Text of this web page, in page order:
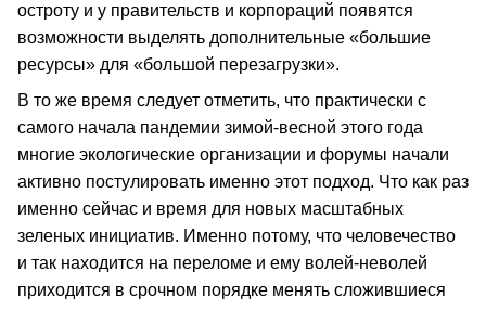
остроту и у правительств и корпораций появятся
возможности выделять дополнительные «большие
ресурсы» для «большой перезагрузки».
В то же время следует отметить, что практически с
самого начала пандемии зимой-весной этого года
многие экологические организации и форумы начали
активно постулировать именно этот подход. Что как раз
именно сейчас и время для новых масштабных
зеленых инициатив. Именно потому, что человечество
и так находится на переломе и ему волей-неволей
приходится в срочном порядке менять сложившиеся